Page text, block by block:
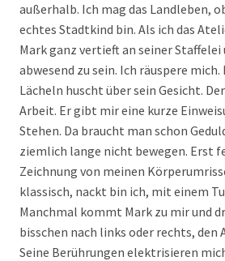
außerhalb. Ich mag das Landleben,
echtes Stadtkind bin. Als ich das
Mark ganz vertieft an seiner
abwesend zu sein. Ich räuspere
Lächeln huscht über sein Gesicht.
Arbeit. Er gibt mir eine kurze
Stehen. Da braucht man schon
ziemlich lange nicht bewegen. Erst
Zeichnung von meinen
klassisch, nackt bin ich, mit einem
Manchmal kommt Mark zu mir und
bisschen nach links oder rechts, den
Seine Berührungen elektrisieren